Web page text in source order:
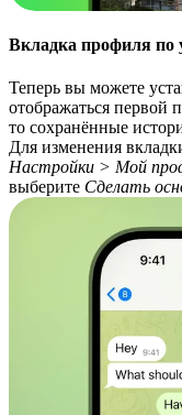
Вкладка профиля по
Теперь вы можете
отображаться
то сохранённые
Для изменения
Настройки > Мой
выберите Сделать